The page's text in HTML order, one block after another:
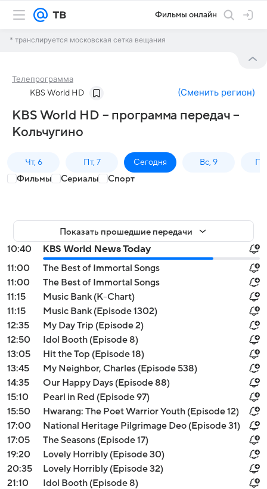
Фильмы онлайн
* транслируется московская сетка вещания
Телепрограмма
KBS World HD (Сменить регион)
KBS World HD – программа передач –
Кольчугино
Чт, 6 Пт, 7 Сегодня Вс, 9
Фильмы Сериалы Спорт
Показать прошедшие передачи
10:40
KBS World News Today
11:00
The Best of Immortal Songs
11:00
The Best of Immortal Songs
11:15
Music Bank (K-Chart)
11:15
Music Bank (Episode 1302)
12:35
My Day Trip (Episode 2)
12:50
Idol Booth (Episode 8)
13:05
Hit the Top (Episode 18)
13:45
My Neighbor, Charles (Episode 538)
14:35
Our Happy Days (Episode 88)
15:10
Pearl in Red (Episode 97)
15:50
Hwarang: The Poet Warrior Youth (Episode 12)
17:00
National Heritage Pilgrimage Deo (Episode 31)
17:05
The Seasons (Episode 17)
19:20
Lovely Horribly (Episode 30)
20:35
Lovely Horribly (Episode 32)
21:10
Idol Booth (Episode 8)